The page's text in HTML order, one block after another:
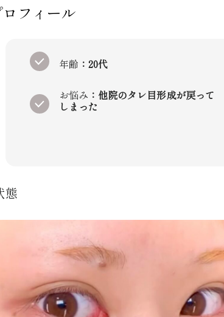
フィール
年齢 ：20代
お悩み ：他院のタレ目形成が戻って
しまった
態